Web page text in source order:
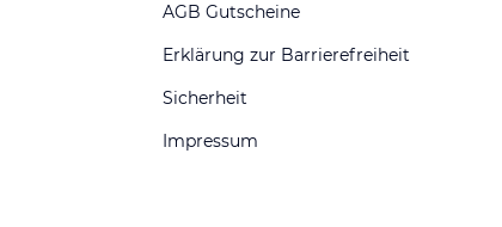
AGB Gutscheine
Erklärung zur Barrierefreiheit
Sicherheit
Impressum